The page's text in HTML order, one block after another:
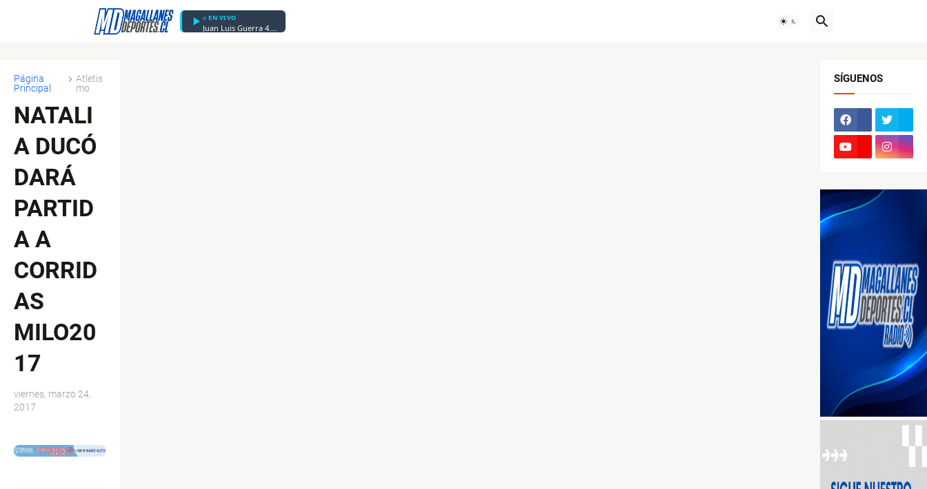
EN VIVO
Juan Luis Guerra 4.40 - La Bilirrubina
Página
Principal
Atletis
mo
NATALI
A DUCÓ
DARÁ
PARTID
A A
CORRID
AS
MILO20
17
viernes, marzo 24,
2017
SÍGUENOS